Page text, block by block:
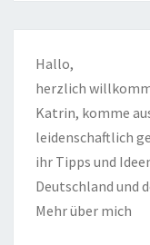
Hallo,
herzlich
Katrin, komme
leidenschaftlich
ihr Tipps und
Deutschland und
Mehr über mich